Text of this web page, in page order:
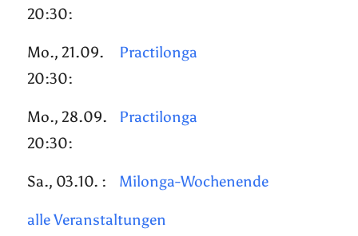
20:30:
Mo., 21.09.
20:30:
Practilonga
Mo., 28.09.
20:30:
Practilonga
Sa., 03.10. : Milonga-Wochenende
alle Veranstaltungen